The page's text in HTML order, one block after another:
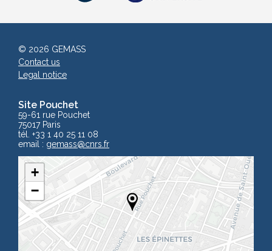
Site Pouchet
59-61 rue Pouchet
75017 Paris
tél. +33 1 40 25 11 08
email : gemass@cnrs.fr
+
−
© 2026 GEMASS
Contact us
Legal notice